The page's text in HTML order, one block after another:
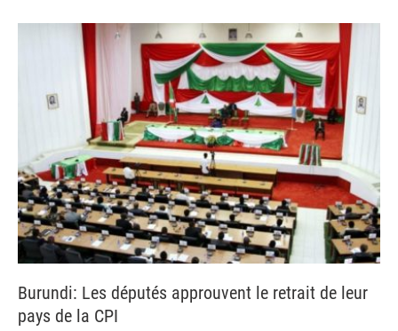
Burundi: Les députés approuvent le retrait de leur
pays de la CPI